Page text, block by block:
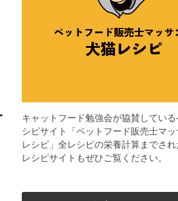
キャットフード勉強会が協賛している
シピサイト「ペットフード販売士マ
レシピ」全レシピの栄養計算までさ
レシピサイトもぜひご覧ください。